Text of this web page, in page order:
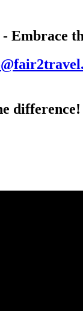
- Embrace